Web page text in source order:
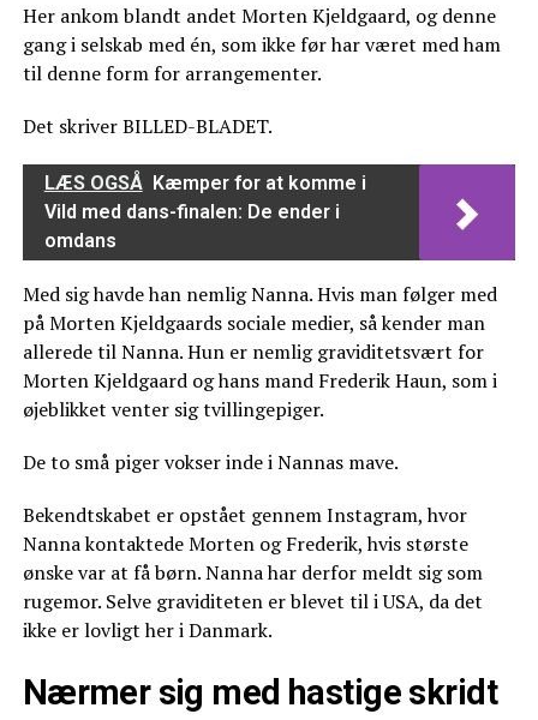
Her ankom blandt andet Morten Kjeldgaard, og denne
gang i selskab med én, som ikke før har været med ham
til denne form for arrangementer.
Det skriver BILLED-BLADET.
LÆS OGSÅ Kæmper for at komme i
Vild med dans-finalen: De ender i
omdans
Med sig havde han nemlig Nanna. Hvis man følger med
på Morten Kjeldgaards sociale medier, så kender man
allerede til Nanna. Hun er nemlig graviditetsvært for
Morten Kjeldgaard og hans mand Frederik Haun, som i
øjeblikket venter sig tvillingepiger.
De to små piger vokser inde i Nannas mave.
Bekendtskabet er opstået gennem Instagram, hvor
Nanna kontaktede Morten og Frederik, hvis største
ønske var at få børn. Nanna har derfor meldt sig som
rugemor. Selve graviditeten er blevet til i USA, da det
ikke er lovligt her i Danmark.
Nærmer sig med hastige skridt